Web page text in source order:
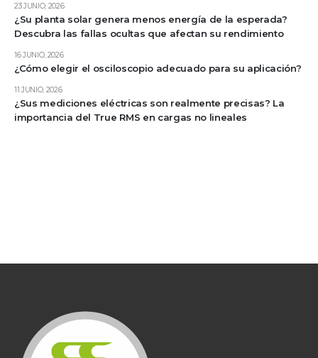
¿Su planta solar genera menos energía de la esperada?
Descubra las fallas ocultas que afectan su rendimiento
23 JUNIO, 2026
¿Cómo elegir el osciloscopio adecuado para su aplicación?
16 JUNIO, 2026
¿Sus mediciones eléctricas son realmente precisas? La
importancia del True RMS en cargas no lineales
11 JUNIO, 2026